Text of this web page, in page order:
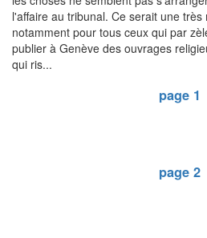
l'affaire au tribunal. Ce serait une très
notamment pour tous ceux qui par
publier à Genève des ouvrages
qui ris...
page 1
page 2